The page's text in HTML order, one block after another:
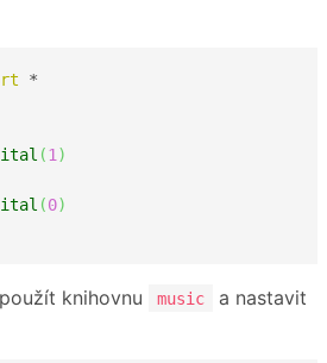
*
(1)
(0)
knihovnu music
a nastavit